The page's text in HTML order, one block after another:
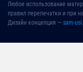
Любое использование
правил перепечатки и при
Дизайн концепция — sam-